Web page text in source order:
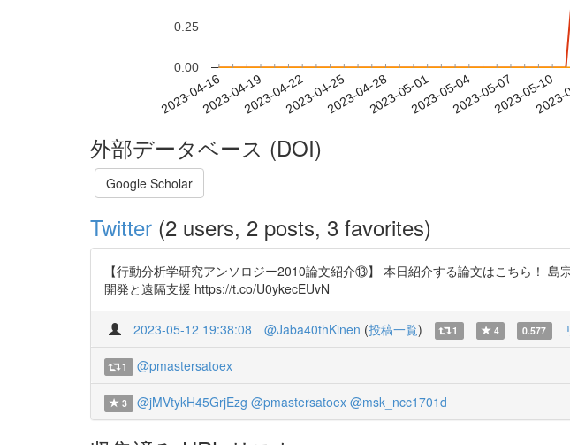
2023-04-162023-04-192023-04-222023-04-252023-04-282023-05-012023-05-042023-05-072023-05-10
0.00
0.25
外部データベース (DOI)
Google Scholar
Twitter (2 users, 2 posts, 3 favorites)
【行動分析学研究アンソロジー2010論文紹介⑬】 本日紹介する論文はこちら！
開発と遠隔支援 https://t.co/U0ykecEUvN
2023-05-12 19:38:08 @Jaba40thKinen (投稿一覧) 1 4 0.577
1 @pmastersatoex
3 @jMVtykH45GrjEzg @pmastersatoex @msk_ncc1701d